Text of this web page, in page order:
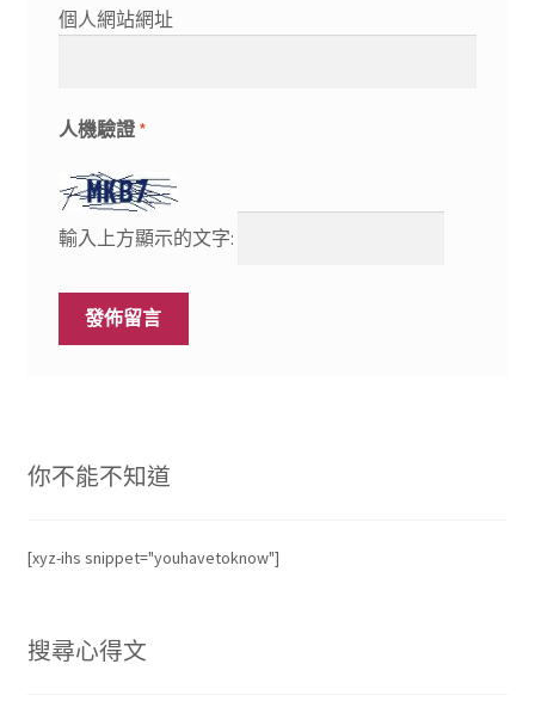
個人網站網址
人機驗證 *
輸入上方顯示的文字:
你不能不知道
[xyz-ihs snippet="youhavetoknow"]
搜尋心得文